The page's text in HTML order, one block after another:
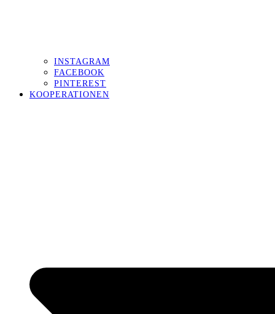
INSTAGRAM
FACEBOOK
PINTEREST
KOOPERATIONEN